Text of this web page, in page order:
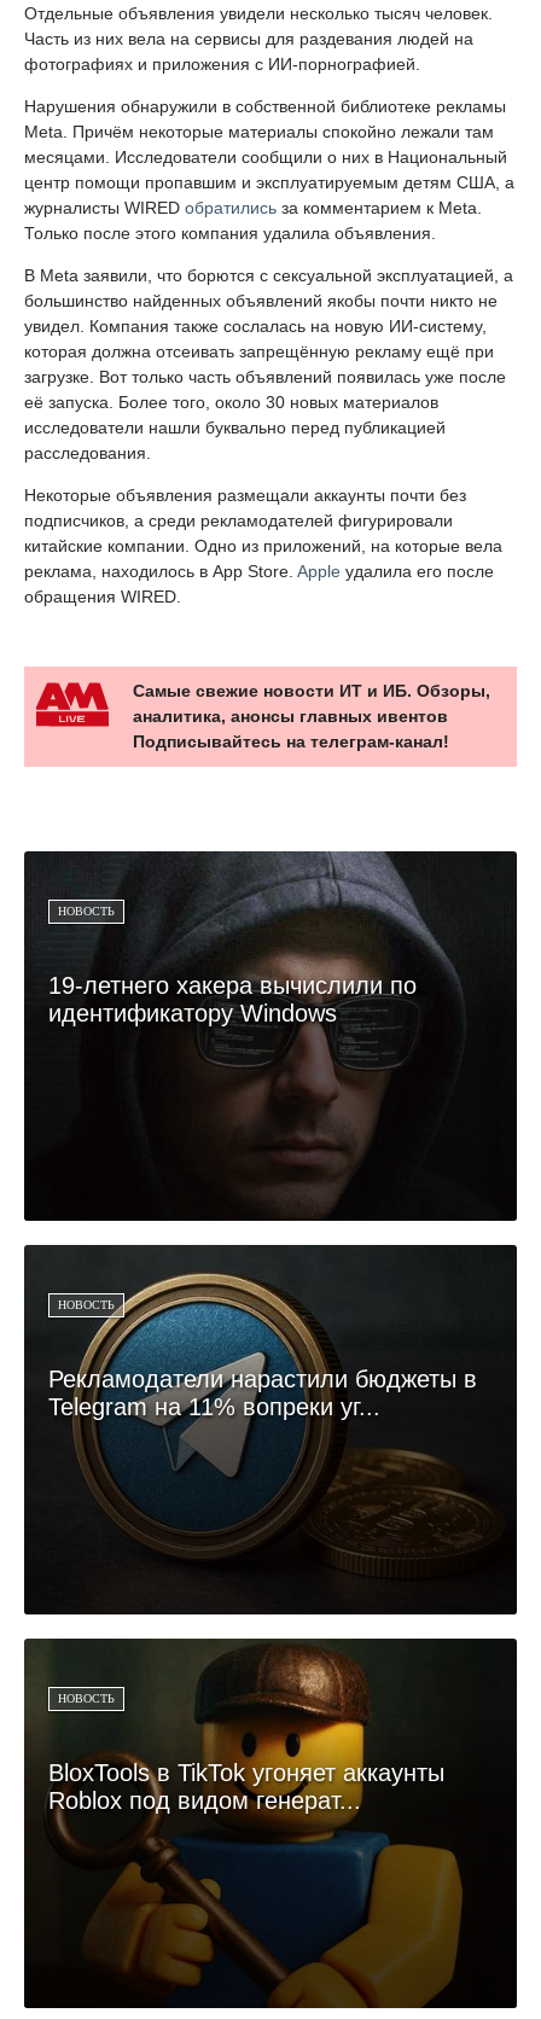
Отдельные объявления увидели несколько тысяч человек.
Часть из них вела на сервисы для раздевания людей на
фотографиях и приложения с ИИ-порнографией.
Нарушения обнаружили в собственной библиотеке рекламы
Meta. Причём некоторые материалы спокойно лежали там
месяцами. Исследователи сообщили о них в Национальный
центр помощи пропавшим и эксплуатируемым детям США, а
журналисты WIRED обратились за комментарием к Meta.
Только после этого компания удалила объявления.
В Meta заявили, что борются с сексуальной эксплуатацией, а
большинство найденных объявлений якобы почти никто не
увидел. Компания также сослалась на новую ИИ-систему,
которая должна отсеивать запрещённую рекламу ещё при
загрузке. Вот только часть объявлений появилась уже после
её запуска. Более того, около 30 новых материалов
исследователи нашли буквально перед публикацией
расследования.
Некоторые объявления размещали аккаунты почти без
подписчиков, а среди рекламодателей фигурировали
китайские компании. Одно из приложений, на которые вела
реклама, находилось в App Store. Apple удалила его после
обращения WIRED.
Самые свежие новости ИТ и ИБ. Обзоры,
аналитика, анонсы главных ивентов
Подписывайтесь на телеграм-канал!
НОВОСТЬ
19-летнего хакера вычислили по
идентификатору Windows
НОВОСТЬ
Рекламодатели нарастили бюджеты в
Telegram на 11% вопреки уг...
НОВОСТЬ
BloxTools в TikTok угоняет аккаунты
Roblox под видом генерат...